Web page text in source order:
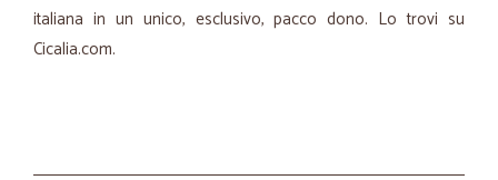
italiana in un unico, esclusivo, pacco dono. Lo trovi su
Cicalia.com.